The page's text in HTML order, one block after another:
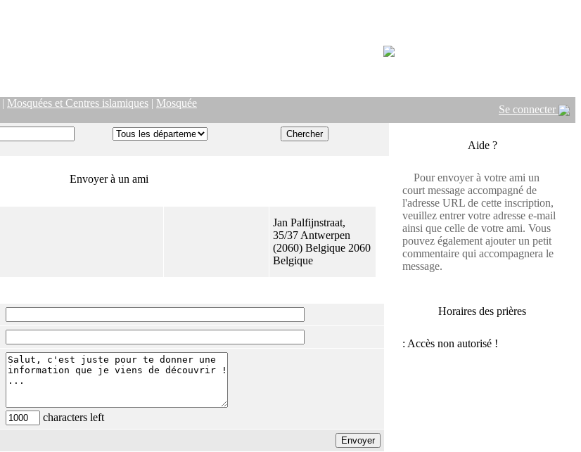
| Mosquées et Centres islamiques | Mosquée
Se connecter
Envoyer à un ami
Jan Palfijnstraat,
35/37 Antwerpen
(2060) Belgique 2060
Belgique
characters left
Aide ?
Pour envoyer à votre ami un
court message accompagné de
l'adresse URL de cette inscription,
veuillez entrer votre adresse e-mail
ainsi que celle de votre ami. Vous
pouvez également ajouter un petit
commentaire qui accompagnera le
message.
Horaires des prières